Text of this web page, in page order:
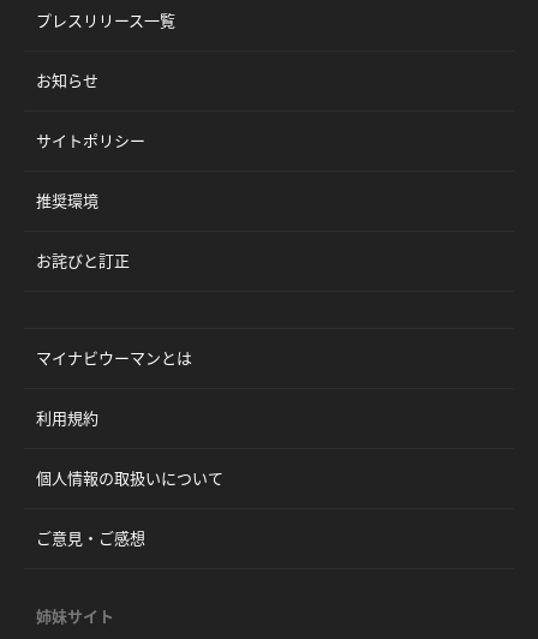
プレスリリース一覧
お知らせ
サイトポリシー
推奨環境
お詫びと訂正
マイナビウーマンとは
利用規約
個人情報の取扱いについて
ご意見・ご感想
姉妹サイト